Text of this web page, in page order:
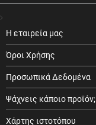
Η εταιρεία μας
Όροι Χρήσης
Προσωπικά Δεδομένα
Ψάχνεις κάποιο προϊόν;
Χάρτης ιστοτόπου